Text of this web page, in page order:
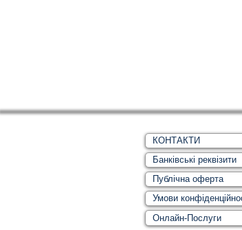
КОНТАКТИ
Банківські реквізити
Публічна оферта
Умови
Онлайн-Послуги